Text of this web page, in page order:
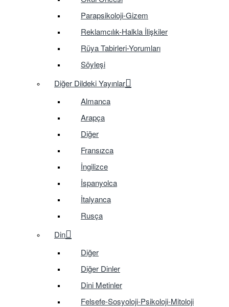
Parapsikoloji-Gizem
Reklamcılık-Halkla İlişkiler
Rüya Tabirleri-Yorumları
Söyleşi
Diğer Dildeki Yayınlar
Almanca
Arapça
Diğer
Fransızca
İngilizce
İspanyolca
İtalyanca
Rusça
Din
Diğer
Diğer Dinler
Dini Metinler
Felsefe-Sosyoloji-Psikoloji-Mitoloji